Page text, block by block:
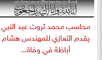
​محاسب محمد ثروت عبد النبي
يقدم التعازي للمهندس هشام
أباظة في وفاة...